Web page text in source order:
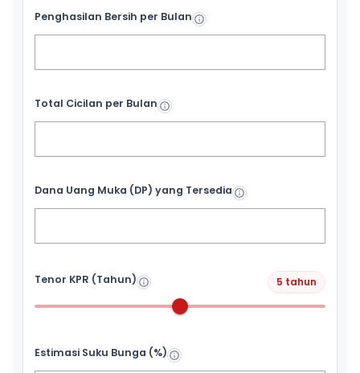
Penghasilan Bersih per Bulan
Total Cicilan per Bulan
Dana Uang Muka (DP) yang Tersedia
Tenor KPR (Tahun) 5 tahun
Estimasi Suku Bunga (%)